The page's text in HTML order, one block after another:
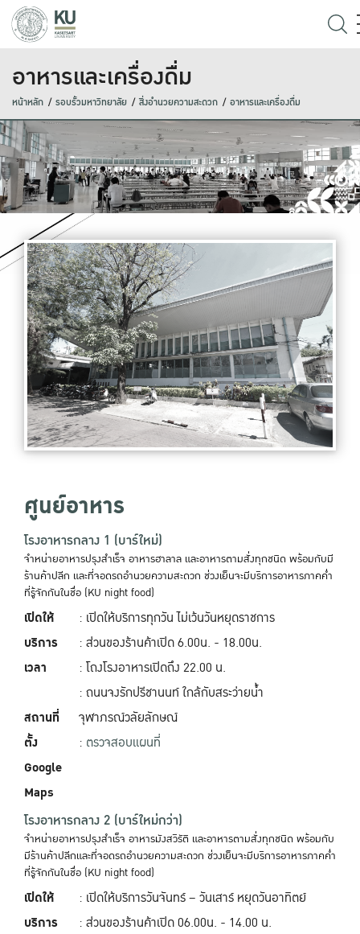
อาหารและเครื่องดื่ม
หน้าหลัก รอบรั้วมหาวิทยาลัย สิ่งอำนวยความสะดวก อาหารและเครื่องดื่ม
ศูนย์อาหาร
โรงอาหารกลาง 1 (บาร์ใหม่)
จำหน่ายอาหารปรุงสำเร็จ อาหารฮาลาล และอาหารตามสั่งทุกชนิด พร้อมกับมี
ร้านค้าปลีก และที่จอดรถอำนวยความสะดวก ช่วงเย็นจะมีบริการอาหารภาคค่ำ
ที่รู้จักกันในชื่อ (KU night food)
เปิดให้
บริการ
เวลา
สถานที่
ตั้ง
Google
Maps
: เปิดให้บริการทุกวัน ไม่เว้นวันหยุดราชการ
: ส่วนของร้านค้าเปิด 6.00น. - 18.00น.
: โถงโรงอาหารเปิดถึง 22.00 น.
: ถนนจงรักปรีชานนท์ ใกล้กับสระว่ายน้ำ
จุฬาภรณ์วลัยลักษณ์
: ตรวจสอบแผนที่
โรงอาหารกลาง 2 (บาร์ใหม่กว่า)
จำหน่ายอาหารปรุงสำเร็จ อาหารมังสวิรัติ และอาหารตามสั่งทุกชนิด พร้อมกับ
มีร้านค้าปลีกและที่จอดรถอำนวยความสะดวก ช่วงเย็นจะมีบริการอาหารภาคค่ำ
ที่รู้จักกันในชื่อ (KU night food)
เปิดให้
บริการ
: เปิดให้บริการวันจันทร์ – วันเสาร์ หยุดวันอาทิตย์
: ส่วนของร้านค้าเปิด 06.00น. - 14.00 น.